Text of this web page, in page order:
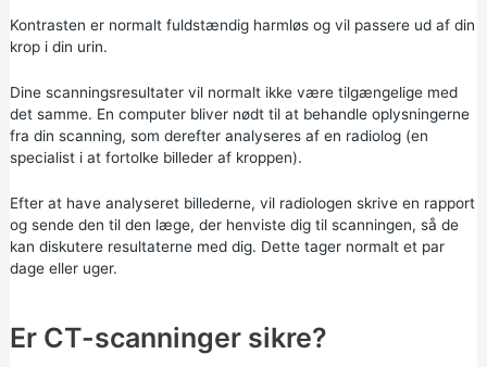
Kontrasten er normalt fuldstændig harmløs og vil passere ud af din
krop i din urin.
Dine scanningsresultater vil normalt ikke være tilgængelige med
det samme. En computer bliver nødt til at behandle oplysningerne
fra din scanning, som derefter analyseres af en radiolog (en
specialist i at fortolke billeder af kroppen).
Efter at have analyseret billederne, vil radiologen skrive en rapport
og sende den til den læge, der henviste dig til scanningen, så de
kan diskutere resultaterne med dig. Dette tager normalt et par
dage eller uger.
Er CT-scanninger sikre?